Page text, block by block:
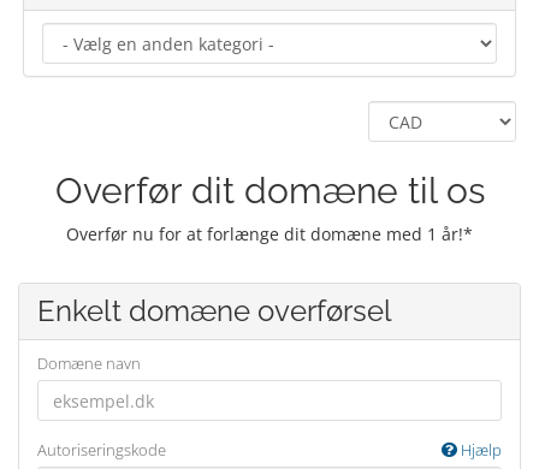
Overfør dit domæne til os
Overfør nu for at forlænge dit domæne med 1 år!*
Enkelt domæne overførsel
Domæne navn
Autoriseringskode Hjælp